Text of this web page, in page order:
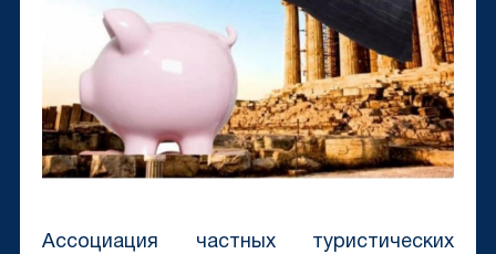
Ассоциация частных туристических